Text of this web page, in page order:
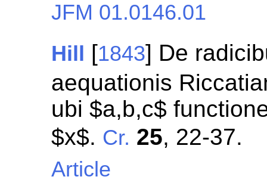
JFM 01.0146.01
Hill
[1843] De
aequationis
ubi $a,b,c$
$x$. Cr. 25, 22-37.
Article